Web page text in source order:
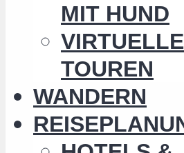
MIT HUND
TOUREN
WANDERN